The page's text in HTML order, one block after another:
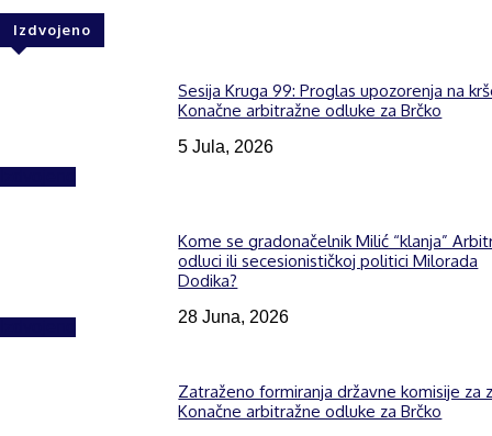
Izdvojeno
Sesija Kruga 99: Proglas upozorenja na
Konačne arbitražne odluke za Brčko
5 Jula, 2026
Kome se gradonačelnik Milić “klanja”
odluci ili secesionističkoj politici Milorada
Dodika?
28 Juna, 2026
Zatraženo formiranja državne komisije za
Konačne arbitražne odluke za Brčko